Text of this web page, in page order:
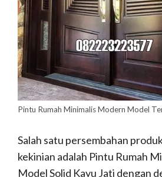
Pintu Rumah Minimalis Modern Model
Salah satu persembahan
kekinian adalah Pintu Rumah
Model Solid Kayu Jati dengan